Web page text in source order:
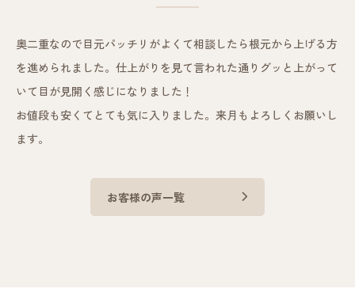
奥二重なので目元パッチリがよくて相談したら根元から上げる方
を進められました。仕上がりを見て言われた通りグッと上がって
いて目が見開く感じになりました！
お値段も安くてとても気に入りました。来月もよろしくお願いし
ます。
お客様の声一覧